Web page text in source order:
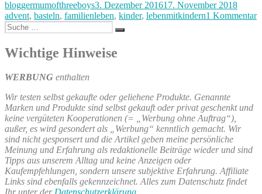
Autor
bloggermumofthreeboysVeröffentlicht
am
3. Dezember 201617. November 2018
advent, basteln, familienleben, kinder, lebenmitkindern1 Kommentar
Suche
nach:
Suchen
Wichtige Hinweise
WERBUNG enthalten
Wir testen selbst gekaufte oder geliehene Produkte. Genannte
Marken und Produkte sind selbst gekauft oder privat geschenkt und
keine vergüteten Kooperationen (= „Werbung ohne Auftrag“),
außer, es wird gesondert als „Werbung“ kenntlich gemacht. Wir
sind nicht gesponsert und die Artikel geben meine persönliche
Meinung und Erfahrung als redaktionelle Beiträge wieder und sind
Tipps aus unserem Alltag und keine Anzeigen oder
Kaufempfehlungen, sondern unsere subjektive Erfahrung. Affiliate
Links sind ebenfalls gekennzeichnet. Alles zum Datenschutz findet